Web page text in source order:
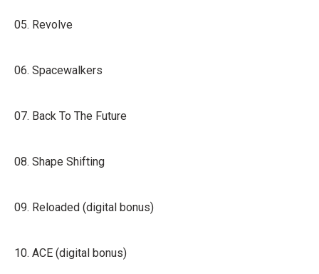
05. Revolve
06. Spacewalkers
07. Back To The Future
08. Shape Shifting
09. Reloaded (digital bonus)
10. ACE (digital bonus)